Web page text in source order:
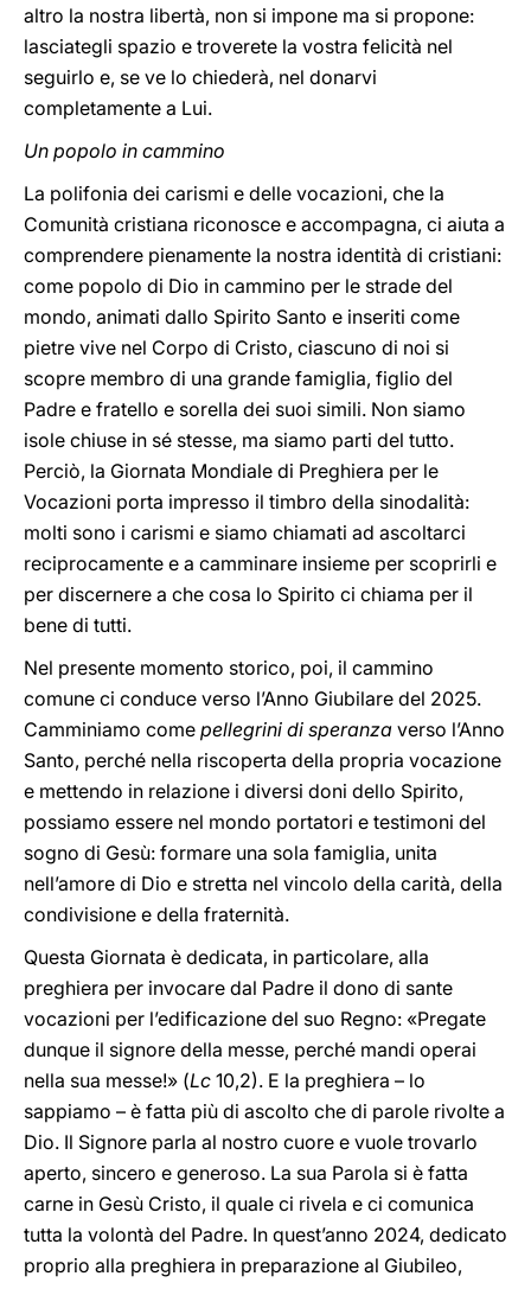
altro la nostra libertà, non si impone ma si propone:
lasciategli spazio e troverete la vostra felicità nel
seguirlo e, se ve lo chiederà, nel donarvi
completamente a Lui.
Un popolo in cammino
La polifonia dei carismi e delle vocazioni, che la
Comunità cristiana riconosce e accompagna, ci aiuta a
comprendere pienamente la nostra identità di cristiani:
come popolo di Dio in cammino per le strade del
mondo, animati dallo Spirito Santo e inseriti come
pietre vive nel Corpo di Cristo, ciascuno di noi si
scopre membro di una grande famiglia, figlio del
Padre e fratello e sorella dei suoi simili. Non siamo
isole chiuse in sé stesse, ma siamo parti del tutto.
Perciò, la Giornata Mondiale di Preghiera per le
Vocazioni porta impresso il timbro della sinodalità:
molti sono i carismi e siamo chiamati ad ascoltarci
reciprocamente e a camminare insieme per scoprirli e
per discernere a che cosa lo Spirito ci chiama per il
bene di tutti.
Nel presente momento storico, poi, il cammino
comune ci conduce verso l’Anno Giubilare del 2025.
Camminiamo come pellegrini di speranza verso l’Anno
Santo, perché nella riscoperta della propria vocazione
e mettendo in relazione i diversi doni dello Spirito,
possiamo essere nel mondo portatori e testimoni del
sogno di Gesù: formare una sola famiglia, unita
nell’amore di Dio e stretta nel vincolo della carità, della
condivisione e della fraternità.
Questa Giornata è dedicata, in particolare, alla
preghiera per invocare dal Padre il dono di sante
vocazioni per l’edificazione del suo Regno: «Pregate
dunque il signore della messe, perché mandi operai
nella sua messe!» (Lc 10,2). E la preghiera – lo
sappiamo – è fatta più di ascolto che di parole rivolte a
Dio. Il Signore parla al nostro cuore e vuole trovarlo
aperto, sincero e generoso. La sua Parola si è fatta
carne in Gesù Cristo, il quale ci rivela e ci comunica
tutta la volontà del Padre. In quest’anno 2024, dedicato
proprio alla preghiera in preparazione al Giubileo,